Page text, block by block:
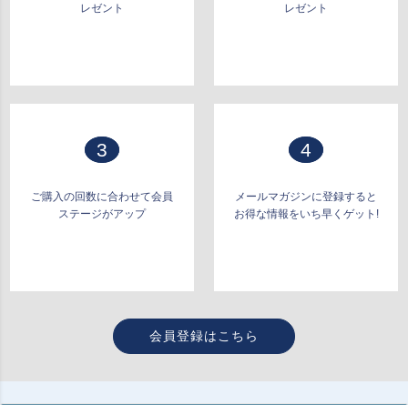
レゼント
レゼント
3
ご購入の回数に合わせて会員
ステージがアップ
4
メールマガジンに登録すると
お得な情報をいち早くゲット!
会員登録はこちら